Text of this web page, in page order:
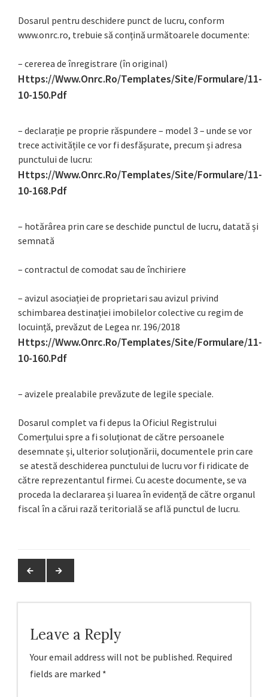
Dosarul pentru deschidere punct de lucru, conform
www.onrc.ro, trebuie să conțină următoarele documente:
– cererea de înregistrare (în original)
Https://www.onrc.ro/templates/site/formulare/11-
10-150.pdf
– declarație pe proprie răspundere – model 3 – unde se vor
trece activitățile ce vor fi desfășurate, precum și adresa
punctului de lucru:
Https://www.onrc.ro/templates/site/formulare/11-
10-168.pdf
– hotărârea prin care se deschide punctul de lucru, datată și
semnată
– contractul de comodat sau de închiriere
– avizul asociației de proprietari sau avizul privind
schimbarea destinației imobilelor colective cu regim de
locuință, prevăzut de Legea nr. 196/2018
Https://www.onrc.ro/templates/site/formulare/11-
10-160.pdf
– avizele prealabile prevăzute de legile speciale.
Dosarul complet va fi depus la Oficiul Registrului
Comerțului spre a fi soluționat de către persoanele
desemnate și, ulterior soluționării, documentele prin care
se atestă deschiderea punctului de lucru vor fi ridicate de
către reprezentantul firmei. Cu aceste documente, se va
proceda la declararea și luarea în evidență de către organul
fiscal în a cărui rază teritorială se află punctul de lucru.
Leave a Reply
Your email address will not be published. Required
fields are marked *